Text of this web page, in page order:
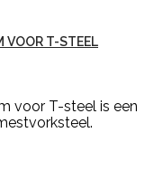
VOOR T-STEEL
voor T-steel is een